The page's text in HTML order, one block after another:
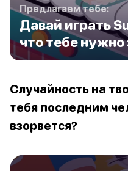
Предлагаем тебе:
Давай играть
что тебе нужно
Случайность на
тебя последним
взорвется?